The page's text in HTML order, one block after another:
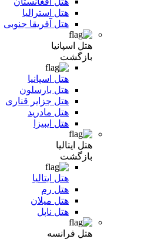
هتل استرالیا
هتل آفریقا جنوبی
هتل اسپانیا
بازگشت
هتل اسپانیا
هتل بارسلون
هتل جزایر قناری
هتل مادرید
هتل ایبیزا
هتل ایتالیا
بازگشت
هتل ایتالیا
هتل رم
هتل میلان
هتل ناپل
هتل فرانسه